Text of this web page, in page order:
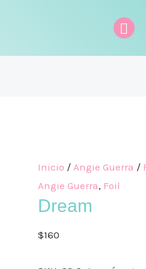
Inicio / Angie Guerra /
Angie Guerra, Foil
Dream
$160